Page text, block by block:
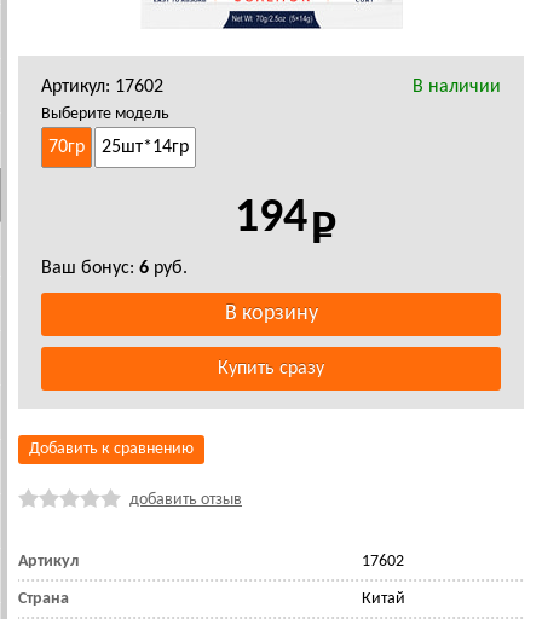
Артикул: 17602 В наличии
Выберите модель
70гр 25шт*14гр
194
Ваш бонус: 6 руб.
Добавить к сравнению
добавить отзыв
Артикул 17602
Страна Китай